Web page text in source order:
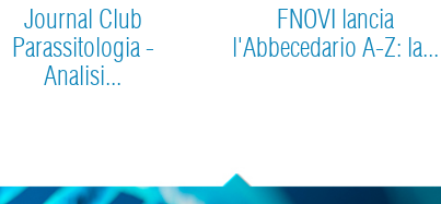
Journal Club
Parassitologia -
Analisi...
FNOVI lancia
l'Abbecedario A-Z: la...